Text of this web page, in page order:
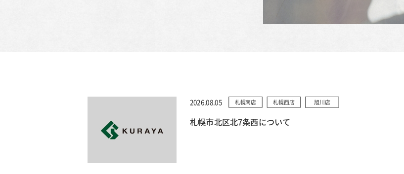
2026.08.05 札幌南店 札幌西店 旭川店
札幌市北区北7条西について